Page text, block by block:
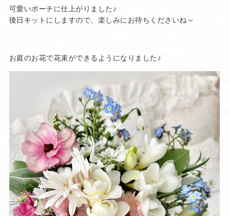
可愛いポーチに仕上がりました♪
後日キットにしますので、楽しみにお待ちくださいね～
お庭のお花で花束ができるようになりました♪